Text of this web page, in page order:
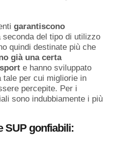
garantiscono
seconda del tipo di utilizzo
quindi destinate più che
già una certa
e hanno sviluppato
tale per cui migliorie in
percepite. Per i
sono indubbiamente i più
SUP gonfiabili: